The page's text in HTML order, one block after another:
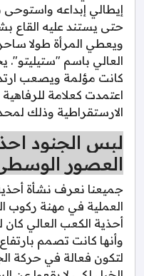
إيطالي إبداعه واستوحى
حتى يستند عليه القاع
ويعطي المرأة طولا
العالي باسم "ستيليتو".
كانت مؤلمة ويصعب
اعتمدت كعلامة
الارستقراطية وذلك
لبس الجنود
العصور
جميعنا نعرف نشأة
العملية في مهنة ركوب
أحذية الكعب العالي
وأنها كانت تصمم
لتكون فعالة في حركة